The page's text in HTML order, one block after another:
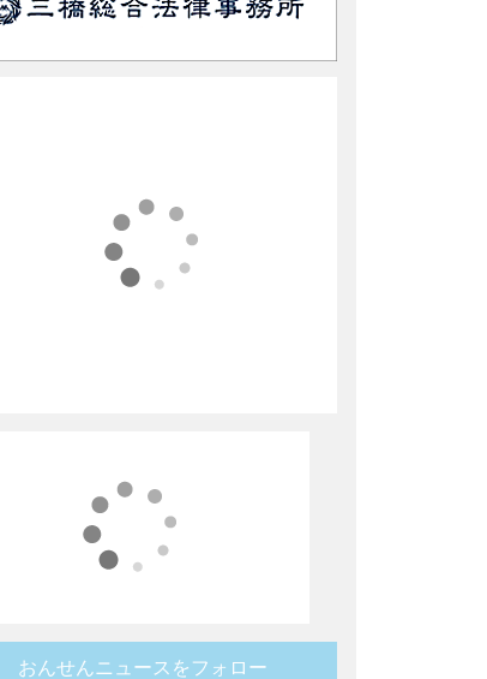
おんせんニュースをフォロー